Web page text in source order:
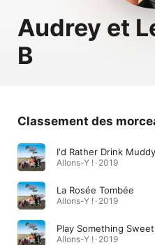
Audrey et
B
Classement des
Allons-Y ! · 2019
La Rosée Tombée
Allons-Y ! · 2019
Allons-Y ! · 2019